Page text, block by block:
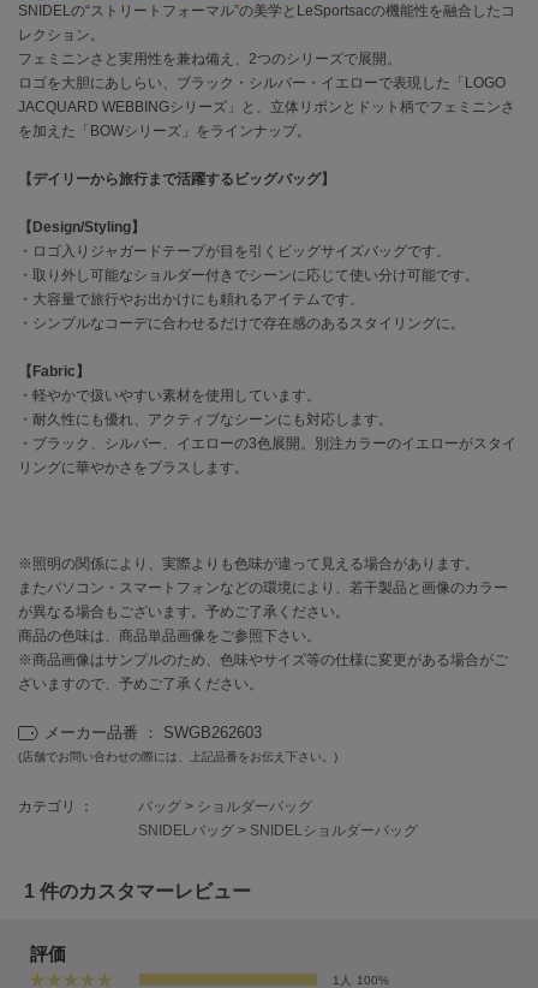
Clarks Premium
クラークス
CODE A
コードエー
コール ハーン
CONVERSE
コンバース
ダンスキン
EIMY ISTOIRE
エイミー イストワール
emmi atelier
エミ アトリエ
emmi yoga
エミヨガ
ETRÉ TOKYO
エトレトウキョウ
アイ
FILA
FRAY I.D
SNIDELの“ストリートフォーマル”の美学とLeSportsacの機能性を融合したコ
レクション。
フェミニンさと実用性を兼ね備え、2つのシリーズで展開。
ロゴを大胆にあしらい、ブラック・シルバー・イエローで表現した「LOGO
JACQUARD WEBBINGシリーズ」と、立体リボンとドット柄でフェミニンさ
を加えた「BOWシリーズ」をラインナップ。
【デイリーから旅行まで活躍するビッグバッグ】
【Design/Styling】
・ロゴ入りジャガードテープが目を引くビッグサイズバッグです。
・取り外し可能なショルダー付きでシーンに応じて使い分け可能です。
・大容量で旅行やお出かけにも頼れるアイテムです。
・シンプルなコーデに合わせるだけで存在感のあるスタイリングに。
【Fabric】
・軽やかで扱いやすい素材を使用しています。
・耐久性にも優れ、アクティブなシーンにも対応します。
・ブラック、シルバー、イエローの3色展開。別注カラーのイエローがスタイ
リングに華やかさをプラスします。
※照明の関係により、実際よりも色味が違って見える場合があります。
またパソコン・スマートフォンなどの環境により、若干製品と画像のカラー
が異なる場合もございます。予めご了承ください。
商品の色味は、商品単品画像をご参照下さい。
※商品画像はサンプルのため、色味やサイズ等の仕様に変更がある場合がご
ざいますので、予めご了承ください。
メーカー品番 ： SWGB262603
(店舗でお問い合わせの際には、上記品番をお伝え下さい。)
カテゴリ ： バッグ > ショルダーバッグ
SNIDELバッグ > SNIDELショルダーバッグ
1 件のカスタマーレビュー
評価
1人 100%